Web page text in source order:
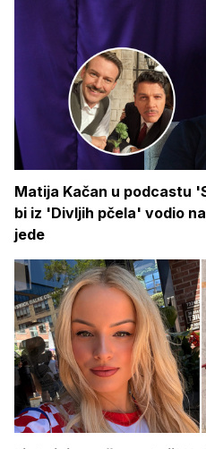
Matija Kačan u podcastu
bi iz 'Divljih pčela' vodio
jede